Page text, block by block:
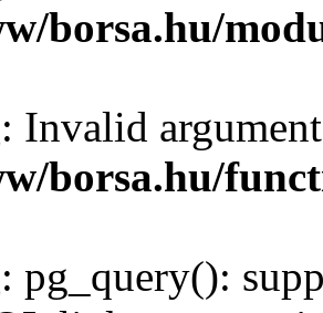
borsa.hu/
: Invalid
borsa.hu/
: pg_query():